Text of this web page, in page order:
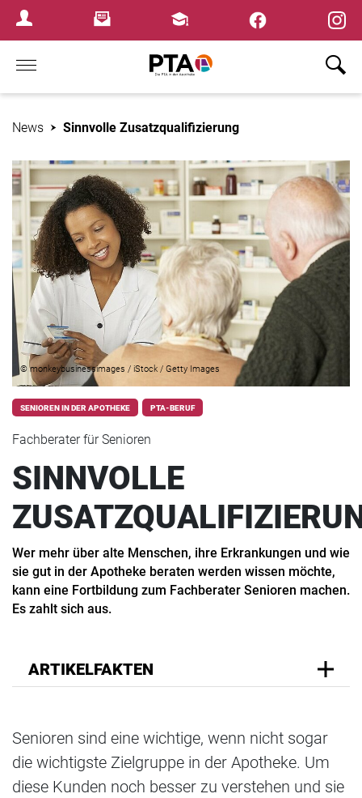
Login MenuNewsletterFortbildungen
Home
News Sinnvolle Zusatzqualifizierung
© monkeybusinessimages / iStock / Getty Images
SENIOREN IN DER APOTHEKE PTA-BERUF
Fachberater für Senioren
SINNVOLLE
Wer mehr über alte Menschen, ihre Erkrankungen und wie
sie gut in der Apotheke beraten werden wissen möchte,
kann eine Fortbildung zum Fachberater Senioren machen.
Es zahlt sich aus.
ARTIKELFAKTEN
Senioren sind eine wichtige, wenn nicht sogar
die wichtigste Zielgruppe in der Apotheke. Um
diese Kunden noch besser zu verstehen und sie
×